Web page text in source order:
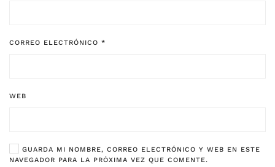
CORREO ELECTRÓNICO *
WEB
GUARDA MI NOMBRE, CORREO ELECTRÓNICO Y WEB EN ESTE
NAVEGADOR PARA LA PRÓXIMA VEZ QUE COMENTE.